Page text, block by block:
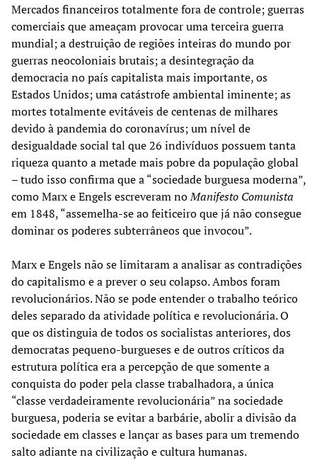
Mercados financeiros totalmente fora de controle; guerras
comerciais que ameaçam provocar uma terceira guerra
mundial; a destruição de regiões inteiras do mundo por
guerras neocoloniais brutais; a desintegração da
democracia no país capitalista mais importante, os
Estados Unidos; uma catástrofe ambiental iminente; as
mortes totalmente evitáveis de centenas de milhares
devido à pandemia do coronavírus; um nível de
desigualdade social tal que 26 indivíduos possuem tanta
riqueza quanto a metade mais pobre da população global
– tudo isso confirma que a “sociedade burguesa moderna”,
como Marx e Engels escreveram noManifesto Comunista
em 1848, “assemelha-se ao feiticeiro que já não consegue
dominar os poderes subterrâneos que invocou”.
Marx e Engels não se limitaram a analisar as contradições
do capitalismo e a prever o seu colapso. Ambos foram
revolucionários. Não se pode entender o trabalho teórico
deles separado da atividade política e revolucionária. O
que os distinguia de todos os socialistas anteriores, dos
democratas pequeno-burgueses e de outros críticos da
estrutura política era a percepção de que somente a
conquista do poder pela classe trabalhadora, a única
“classe verdadeiramente revolucionária” na sociedade
burguesa, poderia se evitar a barbárie, abolir a divisão da
sociedade em classes e lançar as bases para um tremendo
salto adiante na civilização e cultura humanas.